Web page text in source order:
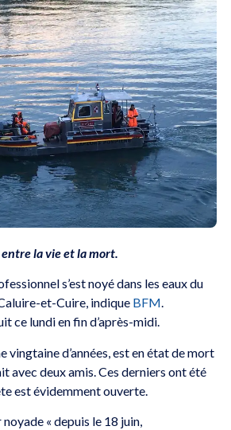
la vie et la mort.
s’est noyé dans les eaux du
et-Cuire, indique BFM.
ce lundi en fin d’après-midi.
vingtaine d’années, est en état de mort
avec deux amis. Ces derniers ont été
est évidemment ouverte.
« depuis le 18 juin,